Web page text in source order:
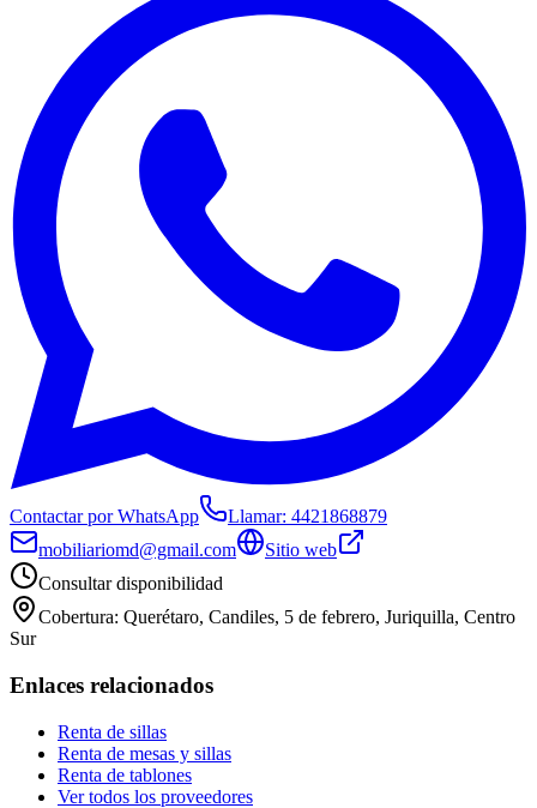
Contactar por WhatsApp Llamar: 4421868879
mobiliariomd@gmail.com
Sitio web
Consultar disponibilidad
Cobertura: Querétaro, Candiles, 5 de febrero, Juriquilla, Centro
Sur
Enlaces relacionados
Renta de sillas
Renta de mesas y sillas
Renta de tablones
Ver todos los proveedores